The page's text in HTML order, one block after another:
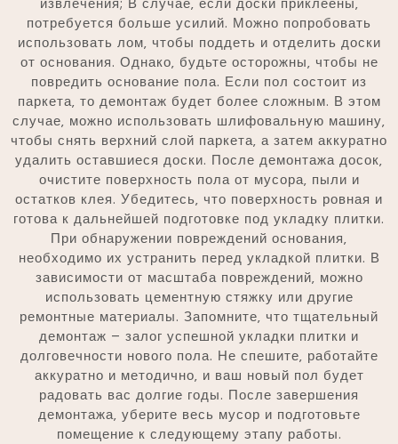
потребуется больше усилий. Можно попробовать
использовать лом‚ чтобы поддеть и отделить доски
от основания. Однако‚ будьте осторожны‚ чтобы не
повредить основание пола. Если пол состоит из
паркета‚ то демонтаж будет более сложным. В этом
случае‚ можно использовать шлифовальную машину‚
чтобы снять верхний слой паркета‚ а затем аккуратно
удалить оставшиеся доски. После демонтажа досок‚
очистите поверхность пола от мусора‚ пыли и
остатков клея. Убедитесь‚ что поверхность ровная и
готова к дальнейшей подготовке под укладку плитки.
При обнаружении повреждений основания‚
необходимо их устранить перед укладкой плитки. В
зависимости от масштаба повреждений‚ можно
использовать цементную стяжку или другие
ремонтные материалы. Запомните‚ что тщательный
демонтаж – залог успешной укладки плитки и
долговечности нового пола. Не спешите‚ работайте
аккуратно и методично‚ и ваш новый пол будет
радовать вас долгие годы. После завершения
демонтажа‚ уберите весь мусор и подготовьте
помещение к следующему этапу работы.